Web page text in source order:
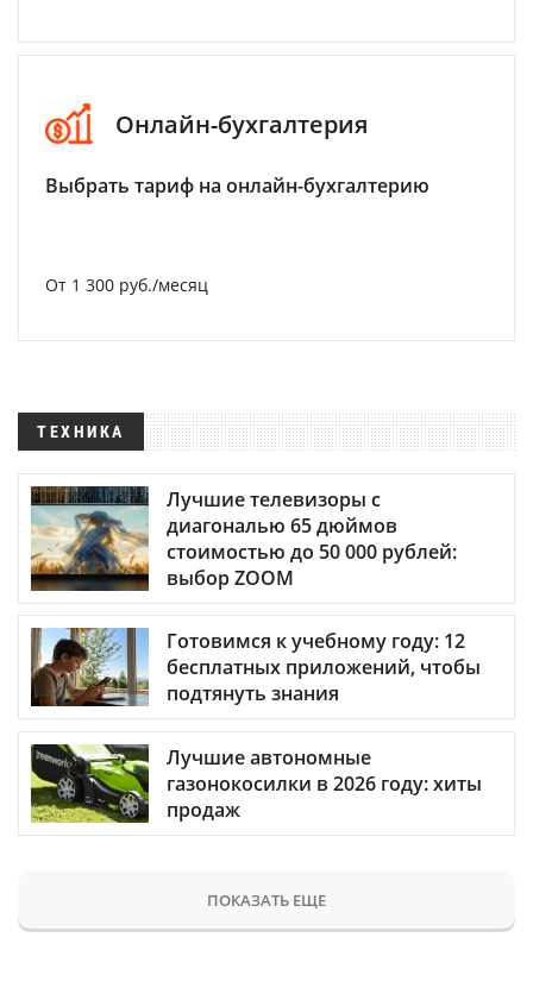
Онлайн-бухгалтерия
Выбрать тариф на онлайн-бухгалтерию
От 1 300 руб./месяц
ТЕХНИКА
Лучшие телевизоры с
диагональю 65 дюймов
стоимостью до 50 000 рублей:
выбор ZOOM
Готовимся к учебному году: 12
бесплатных приложений, чтобы
подтянуть знания
Лучшие автономные
газонокосилки в 2026 году: хиты
продаж
ПОКАЗАТЬ ЕЩЕ